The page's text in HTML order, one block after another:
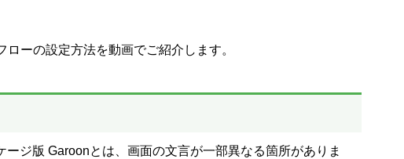
ーの設定方法を動画でご紹介します。
ジ版 Garoonとは、画面の文言が一部異なる箇所がありま